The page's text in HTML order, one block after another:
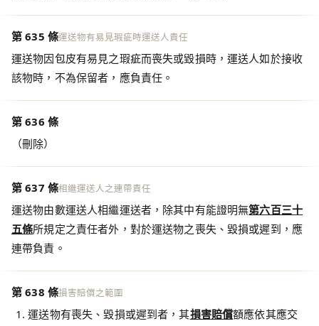
第 635 條運送物有易見瑕疵時運送人責任
運送物因包皮有易見之瑕疵而喪失或毀損時，運送人如於接收
該物時，不為保留者，應負責任。
第 636 條
（刪除）
第 637 條相繼運送人之連帶責任
運送物由數運送人相繼運送者，除其中有能證明無第六百三十
五條所規定之責任者外，對於運送物之喪失、毀損或遲到，應
連帶負責。
第 638 條損害賠償之範圍
運送物有喪失、毀損或遲到者，其損害賠償額應依其應交